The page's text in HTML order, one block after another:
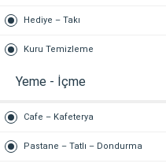
Hediye – Takı
Kuru Temizleme
Yeme - İçme
Cafe – Kafeterya
Pastane – Tatlı – Dondurma